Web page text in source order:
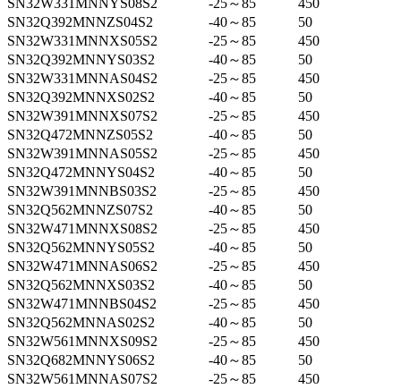
SN32W331MNNYS08S2 -25～85
450
SN32Q392MNNZS04S2
-40～85
50
SN32W331MNNXS05S2
-25～85
450
SN32Q392MNNYS03S2
-40～85
50
SN32W331MNNAS04S2
-25～85
450
SN32Q392MNNXS02S2
-40～85
50
SN32W391MNNXS07S2
-25～85
450
SN32Q472MNNZS05S2
-40～85
50
SN32W391MNNAS05S2
-25～85
450
SN32Q472MNNYS04S2
-40～85
50
SN32W391MNNBS03S2
-25～85
450
SN32Q562MNNZS07S2
-40～85
50
SN32W471MNNXS08S2
-25～85
450
SN32Q562MNNYS05S2
-40～85
50
SN32W471MNNAS06S2
-25～85
450
SN32Q562MNNXS03S2
-40～85
50
SN32W471MNNBS04S2
-25～85
450
SN32Q562MNNAS02S2
-40～85
50
SN32W561MNNXS09S2
-25～85
450
SN32Q682MNNYS06S2
-40～85
50
SN32W561MNNAS07S2
-25～85
450